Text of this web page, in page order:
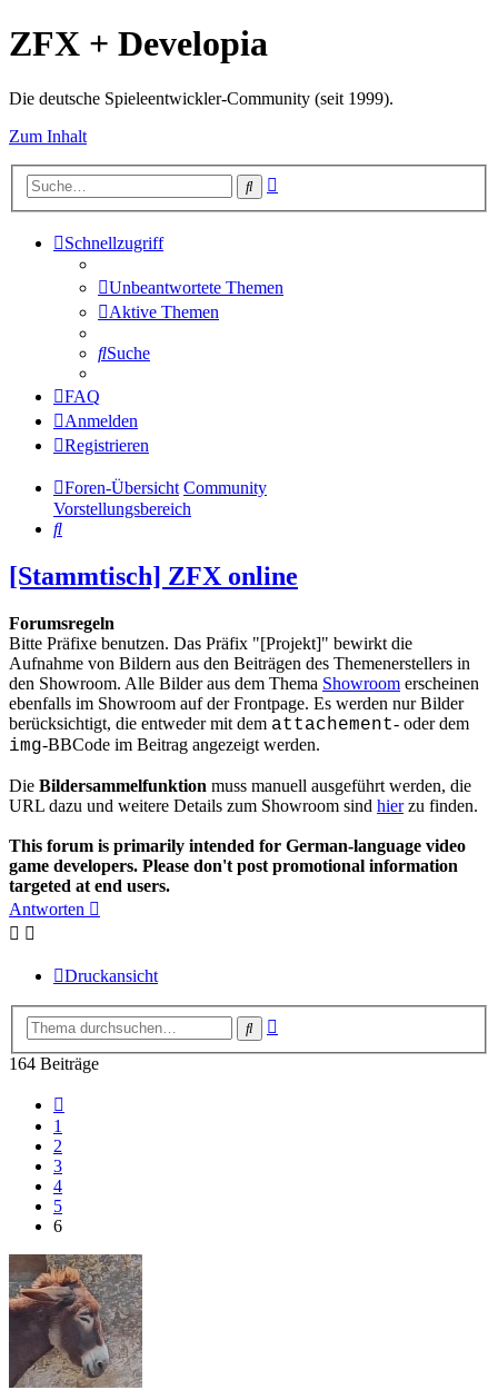
ZFX + Developia
Die deutsche Spieleentwickler-Community (seit 1999).
Zum Inhalt
Suche
Schnellzugriff
Unbeantwortete Themen
Aktive Themen
Suche
FAQ
Anmelden
Registrieren
Foren-Übersicht Community
Vorstellungsbereich
Suche
[Stammtisch] ZFX online
Forumsregeln
Bitte Präfixe benutzen. Das Präfix "[Projekt]" bewirkt die
Aufnahme von Bildern aus den Beiträgen des Themenerstellers in
den Showroom. Alle Bilder aus dem Thema Showroom erscheinen
ebenfalls im Showroom auf der Frontpage. Es werden nur Bilder
berücksichtigt, die entweder mit dem attachement- oder dem
img-BBCode im Beitrag angezeigt werden.
Die Bildersammelfunktion muss manuell ausgeführt werden, die
URL dazu und weitere Details zum Showroom sind hierzu finden.
This forum is primarily intended for German-language video
game developers. Please don't post promotional information
targeted at end users.
Antworten
Druckansicht
Suche
164 Beiträge
1
2
3
4
5
6